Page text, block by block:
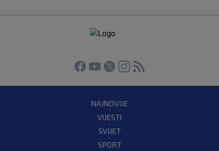
NAJNOVIJE
VIJESTI
SVIJET
SPORT